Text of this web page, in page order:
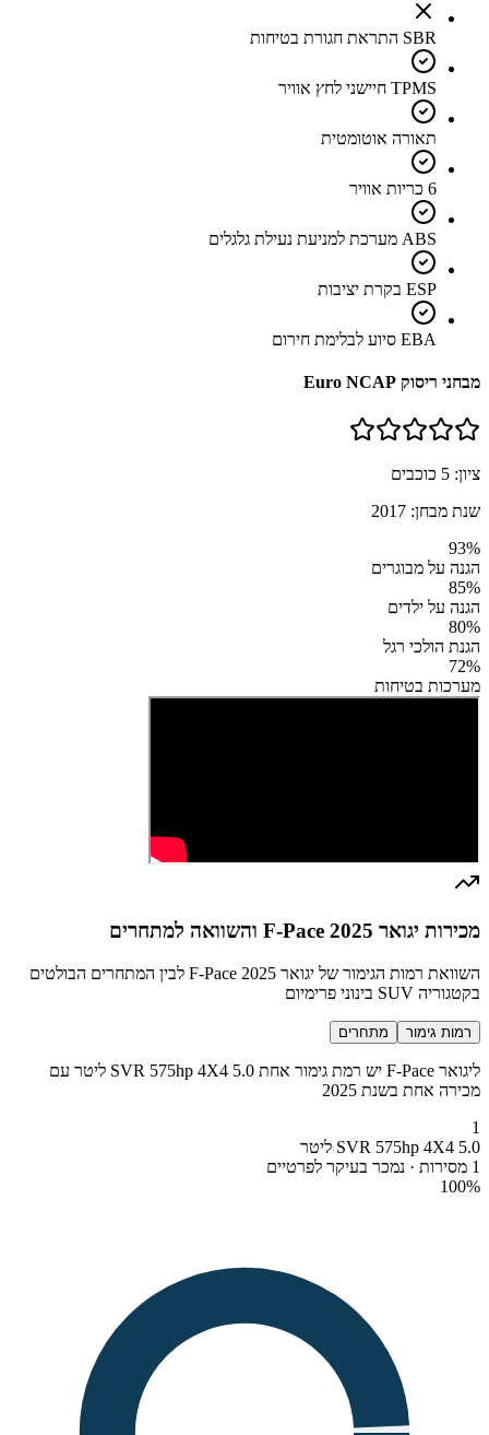
SBR התראת חגורת בטיחות
TPMS חיישני לחץ אוויר
תאורה אוטומטית
6 כריות אוויר
ABS מערכת למניעת נעילת גלגלים
ESP בקרת יציבות
EBA סיוע לבלימת חירום
מבחני ריסוק Euro NCAP
ציון: 5 כוכבים
שנת מבחן: 2017
93%
הגנה על מבוגרים
85%
הגנה על ילדים
80%
הגנת הולכי רגל
72%
מערכות בטיחות
מכירות יגואר F-Pace 2025 והשוואה למתחרים
השוואת רמות הגימור של יגואר F-Pace 2025 לבין המתחרים הבולטים
בקטגוריה SUV בינוני פרימיום
רמות גימור מתחרים
ליגואר F-Pace יש רמת גימור אחת SVR 575hp 4X4 5.0 ליטר עם
מכירה אחת בשנת 2025
1
SVR 575hp 4X4 5.0 ליטר
1 מסירות · נמכר בעיקר לפרטיים
100%